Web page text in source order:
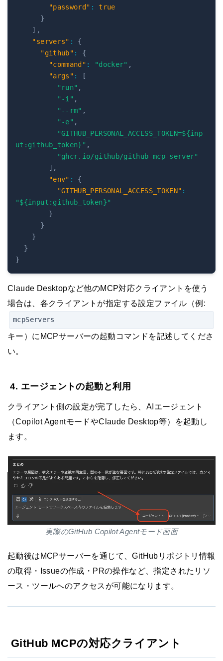
"password" :
true
}
] ,
"servers" :
{
"github" :
{
"command" : "docker" ,
"args" :
[
"run" ,
"-i" ,
"--rm" ,
"-e" ,
"GITHUB_PERSONAL_ACCESS_TOKEN=${inp
ut:github_token}" ,
"ghcr.io/github/github-mcp-server"
] ,
"env" :
{
"GITHUB_PERSONAL_ACCESS_TOKEN" :
"${input:github_token}"
}
}
}
}
}
Claude Desktopなど他のMCP対応クライアントを使う
場合は、各クライアントが指定する設定ファイル（例:
mcpServers
キー）にMCPサーバーの起動コマンドを記述してくださ
い。
4. エージェントの起動と利用
クライアント側の設定が完了したら、AIエージェント
（Copilot AgentモードやClaude Desktop等）を起動し
ます。
実際のGitHub Copilot Agentモード画面
起動後はMCPサーバーを通じて、GitHubリポジトリ情報
の取得・Issueの作成・PRの操作など、指定されたリソ
ース・ツールへのアクセスが可能になります。
GitHub MCPの対応クライアント